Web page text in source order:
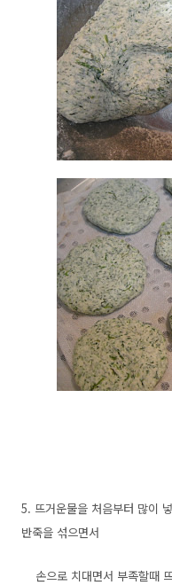
5. 뜨거운물을 처음부터 많이
반죽을 섞으면서
손으로 치대면서 부족할때